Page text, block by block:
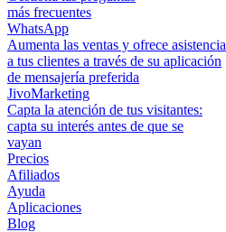
más frecuentes
WhatsApp
Aumenta las ventas y ofrece asistencia
a tus clientes a través de su aplicación
de mensajería preferida
JivoMarketing
Capta la atención de tus visitantes:
capta su interés antes de que se
vayan
Precios
Afiliados
Ayuda
Aplicaciones
Blog